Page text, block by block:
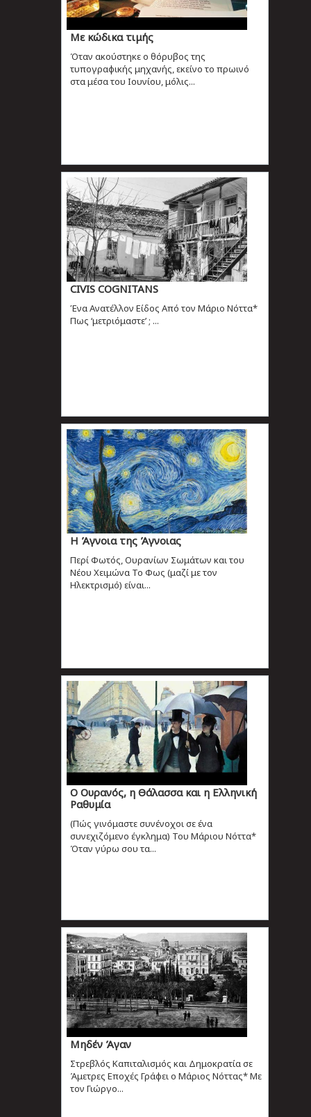
Με κώδικα τιμής
Όταν ακούστηκε ο θόρυβος της
τυπογραφικής μηχανής, εκείνο το πρωινό
στα μέσα του Ιουνίου, μόλις...
CIVIS COGNITANS
Ένα Ανατέλλον Είδος Από τον Μάριο Νόττα*
Πως ‘μετριόμαστε’ ; ...
Η Άγνοια της Άγνοιας
Περί Φωτός, Ουρανίων Σωμάτων και του
Νέου Χειμώνα To Φως (μαζί με τον
Ηλεκτρισμό) είναι...
O Ουρανός, η Θάλασσα και η Ελληνική
Ραθυμία
(Πώς γινόμαστε συνένοχοι σε ένα
συνεχιζόμενο έγκλημα) Του Μάριου Νόττα*
Όταν γύρω σου τα...
Μηδέν Άγαν
Στρεβλός Καπιταλισμός και Δημοκρατία σε
Άμετρες Εποχές Γράφει ο Μάριος Νόττας* Με
τον Γιώργο...